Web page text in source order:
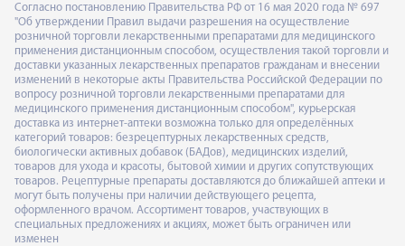
Согласно постановлению Правительства РФ от 16 мая 2020 года № 697
"Об утверждении Правил выдачи разрешения на осуществление
розничной торговли лекарственными препаратами для медицинского
применения дистанционным способом, осуществления такой торговли и
доставки указанных лекарственных препаратов гражданам и внесении
изменений в некоторые акты Правительства Российской Федерации по
вопросу розничной торговли лекарственными препаратами для
медицинского применения дистанционным способом", курьерская
доставка из интернет-аптеки возможна только для определённых
категорий товаров: безрецептурных лекарственных средств,
биологически активных добавок (БАДов), медицинских изделий,
товаров для ухода и красоты, бытовой химии и других сопутствующих
товаров. Рецептурные препараты доставляются до ближайшей аптеки и
могут быть получены при наличии действующего рецепта,
оформленного врачом. Ассортимент товаров, участвующих в
специальных предложениях и акциях, может быть ограничен или
изменен